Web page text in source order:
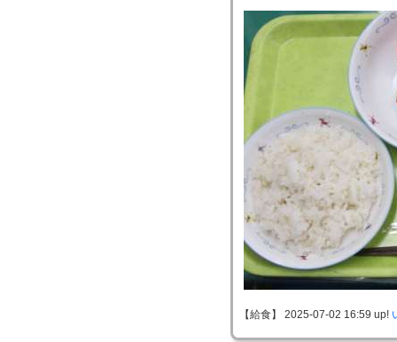
【給食】 2025-07-02 16:59 up!